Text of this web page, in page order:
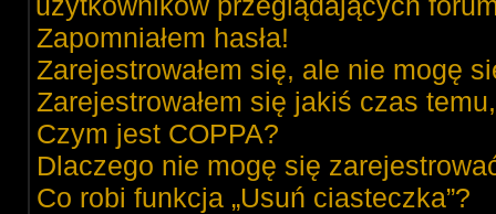
Zapomniałem hasła!
Zarejestrowałem się, ale nie mogę
Zarejestrowałem się jakiś czas
Czym jest COPPA?
Dlaczego nie mogę się
Co robi funkcja „Usuń ciasteczka”?